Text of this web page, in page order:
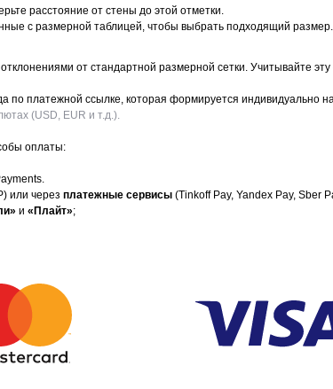
расстояние от стены до этой отметки.
с размерной таблицей, чтобы выбрать подходящий размер.
от стандартной размерной сетки. Учитывайте
по платежной ссылке, которая формируется
(USD, EUR и т.д.).
оплаты:
или через платежные сервисы (Tinkoff Pay, Yandex Pay, Sber
и «Плайт»;
Политика конфиденциальности